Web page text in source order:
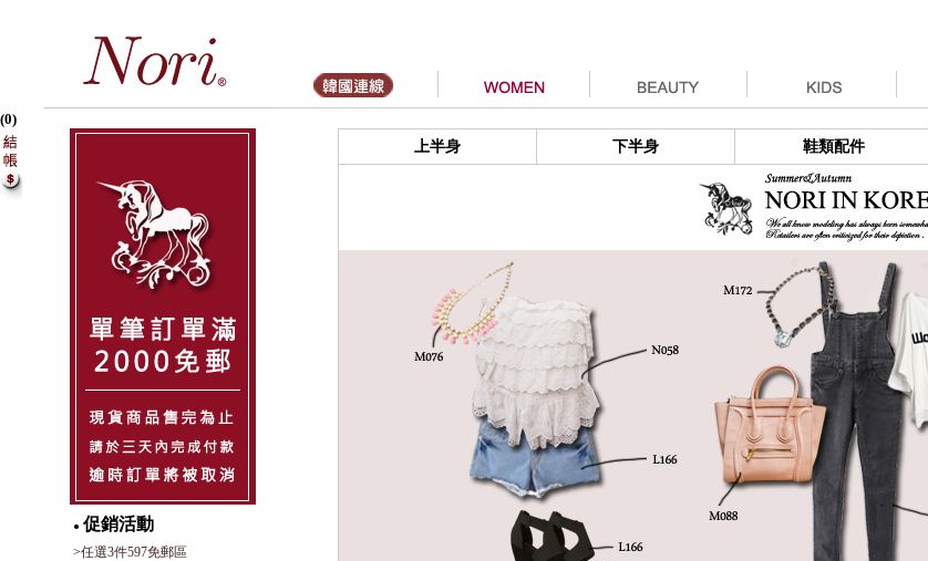
(0)
● 促銷活動
>任選3件597免郵區
上半身 下半身 鞋類配件